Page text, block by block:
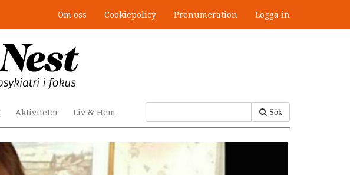
Om oss Cookiepolicy Prenumeration Logga in
Sök
Aktiviteter Liv & Hem